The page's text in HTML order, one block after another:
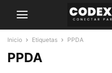
Inicio Etiquetas PPDA
PPDA